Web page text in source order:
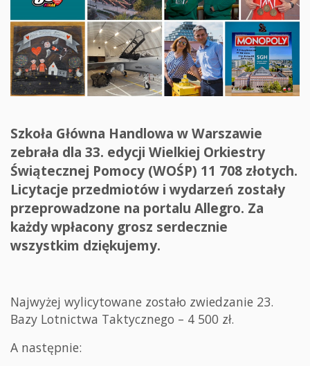
Szkoła Główna Handlowa w Warszawie
zebrała dla 33. edycji Wielkiej Orkiestry
Świątecznej Pomocy (WOŚP) 11 708 złotych.
Licytacje przedmiotów i wydarzeń zostały
przeprowadzone na portalu Allegro. Za
każdy wpłacony grosz serdecznie
wszystkim dziękujemy.
Najwyżej wylicytowane zostało zwiedzanie 23.
Bazy Lotnictwa Taktycznego – 4 500 zł.
A następnie: